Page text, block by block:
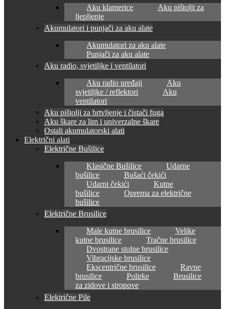
Aku klamerice
Aku pištolji za
ljepljenje
Akumulatori i punjači za aku alate
Akumulatori za aku alate
Punjači za aku alate
Aku radio, svjetiljke i ventilatori
Aku radio uređaji
Aku
svjetiljke / reflektori
Aku
ventilatori
Aku pištolji za brtvljenje i čistači fuga
Aku škare za lim i univerzalne škare
Ostali akumulatorski alati
Električni alati
Električne Bušilice
Klasične Bušilice
Udarne
bušilice
Bušaći čekići
Udarni čekići
Kutne
bušilice
Oprema za električne
bušilice
Električne Brusilice
Male kutne brusilice
Velike
kutne brusilice
Tračne brusilice
Dvostrane stolne brusilice
Vibracijske brusilice
Ekscentrične brusilice
Ravne
brusilice
Polirke
Brusilice
za zidove i stropove
Električne Pile